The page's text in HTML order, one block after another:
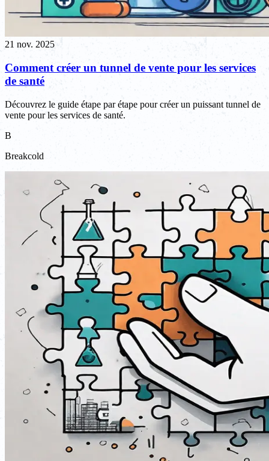
21 nov. 2025
Comment créer un tunnel de vente pour les services
de santé
Découvrez le guide étape par étape pour créer un puissant tunnel de
vente pour les services de santé.
B
Breakcold